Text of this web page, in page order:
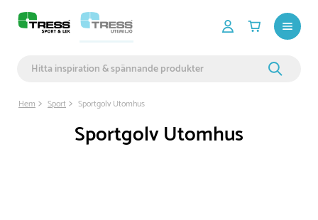
Hem Sport Sportgolv Utomhus
Sportgolv Utomhus